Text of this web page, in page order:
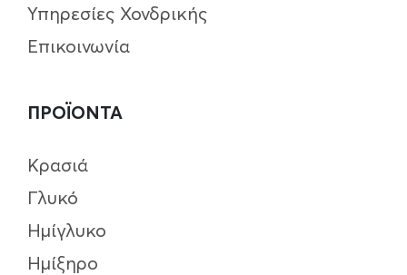
Υπηρεσίες Χονδρικής
Επικοινωνία
ΠΡΟΪΟΝΤΑ
Κρασιά
Γλυκό
Ημίγλυκο
Ημίξηρο